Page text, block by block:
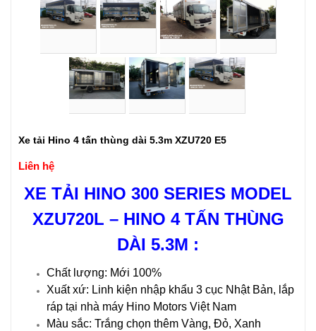
Xe tải Hino 4 tấn thùng dài 5.3m XZU720 E5
Liên hệ
XE TẢI HINO 300 SERIES MODEL
XZU720L – HINO 4 TẤN THÙNG
DÀI 5.3M :
Chất lượng: Mới 100%
Xuất xứ: Linh kiện nhập khẩu 3 cục Nhật Bản, lắp
ráp tại nhà máy Hino Motors Việt Nam
Màu sắc: Trắng chọn thêm Vàng, Đỏ, Xanh